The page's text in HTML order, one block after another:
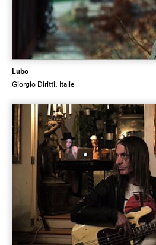
Lubo
Giorgio Diritti, Italie